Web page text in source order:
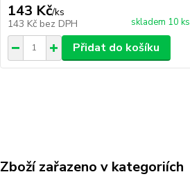
143 Kč/ks
143 Kč bez DPH skladem 10 ks
Přidat do košíku
Zboží zařazeno v kategoriích